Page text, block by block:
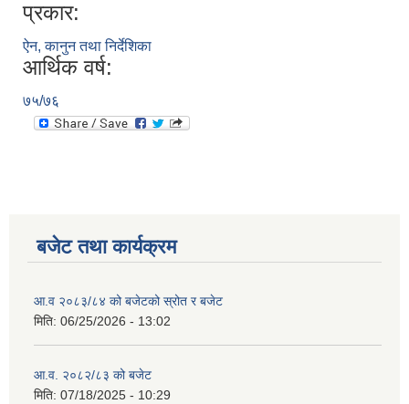
प्रकार:
ऐन, कानुन तथा निर्देशिका
आर्थिक वर्ष:
७५/७६
बजेट तथा कार्यक्रम
आ.व २०८३/८४ को बजेटको स्रोत र बजेट
मिति: 06/25/2026 - 13:02
आ.व. २०८२/८३ को बजेट
मिति: 07/18/2025 - 10:29